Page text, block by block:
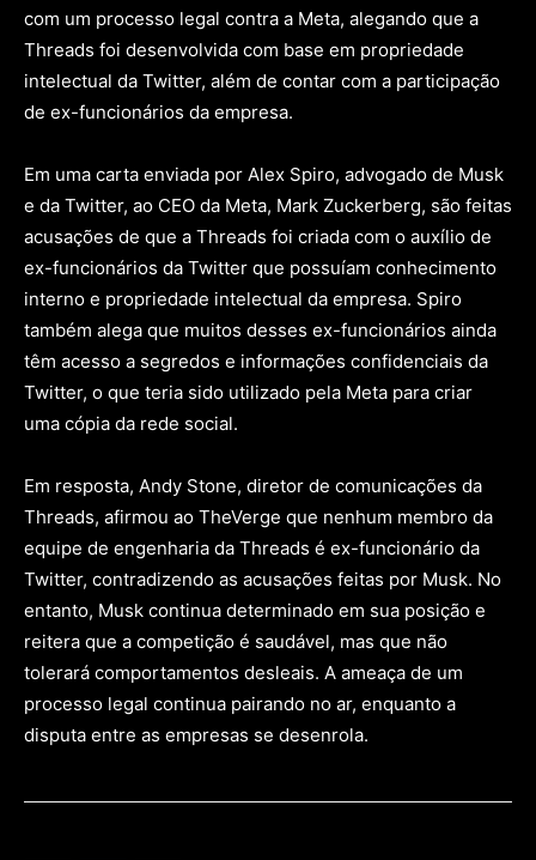
com um processo legal contra a Meta, alegando que a
Threads foi desenvolvida com base em propriedade
intelectual da Twitter, além de contar com a participação
de ex-funcionários da empresa.
Em uma carta enviada por Alex Spiro, advogado de Musk
e da Twitter, ao CEO da Meta, Mark Zuckerberg, são feitas
acusações de que a Threads foi criada com o auxílio de
ex-funcionários da Twitter que possuíam conhecimento
interno e propriedade intelectual da empresa. Spiro
também alega que muitos desses ex-funcionários ainda
têm acesso a segredos e informações confidenciais da
Twitter, o que teria sido utilizado pela Meta para criar
uma cópia da rede social.
Em resposta, Andy Stone, diretor de comunicações da
Threads, afirmou ao TheVerge que nenhum membro da
equipe de engenharia da Threads é ex-funcionário da
Twitter, contradizendo as acusações feitas por Musk. No
entanto, Musk continua determinado em sua posição e
reitera que a competição é saudável, mas que não
tolerará comportamentos desleais. A ameaça de um
processo legal continua pairando no ar, enquanto a
disputa entre as empresas se desenrola.